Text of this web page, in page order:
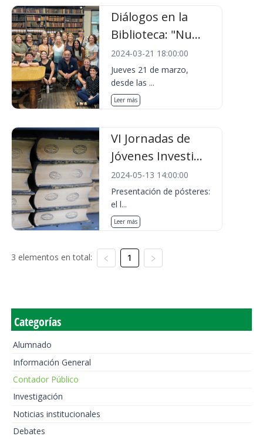
Diálogos en la
Biblioteca: "Nu...
2024-03-21 18:00:00
Jueves 21 de marzo,
desde las ...
Leer más
VI Jornadas de
Jóvenes Investi...
2024-05-13 14:00:00
Presentación de pósteres:
el l...
Leer más
3 elementos en total: 1
Categorías
Alumnado
Información General
Contador Público
Investigación
Noticias institucionales
Debates